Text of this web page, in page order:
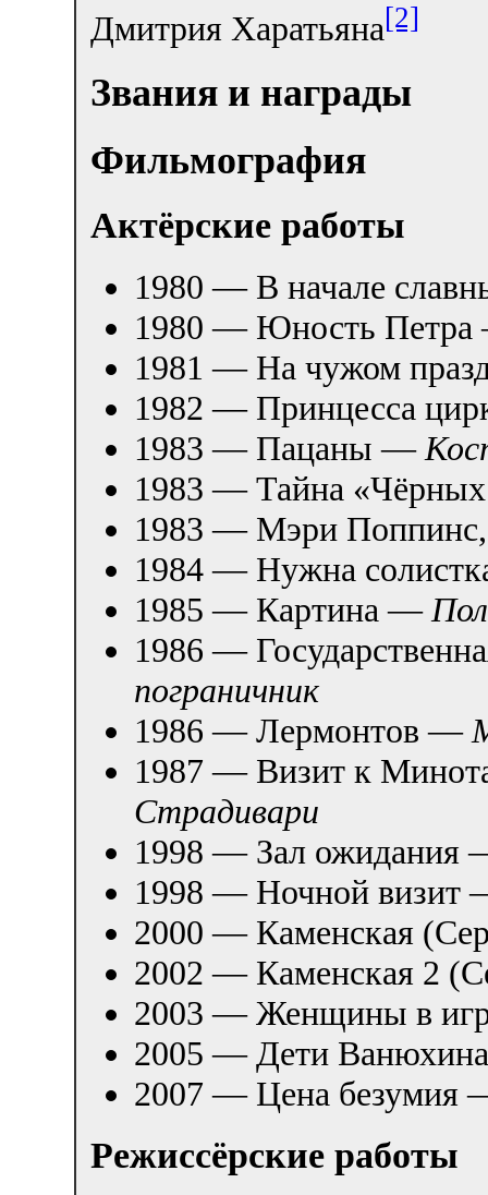
Дмитрия Харатьяна[2]
Звания и награды
Фильмография
Актёрские работы
1980 — В начале
1980 — Юность
1981 — На чужом
1982 — Принцесса
1983 — Пацаны —
1983 — Тайна
1983 — Мэри
1984 — Нужна
1985 — Картина —
1986 —
пограничник
1986 — Лермонтов —
1987 — Визит к
Страдивари
1998 — Зал
1998 — Ночной
2000 — Каменская
2002 — Каменская 2
2003 — Женщины в
2005 — Дети Ванюхина
2007 — Цена
Режиссёрские работы